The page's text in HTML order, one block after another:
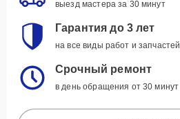
выезд мастера за 30 минут
Гарантия до 3 лет
на все виды работ и запчастей
Срочный ремонт
в день обращения от 30 минут